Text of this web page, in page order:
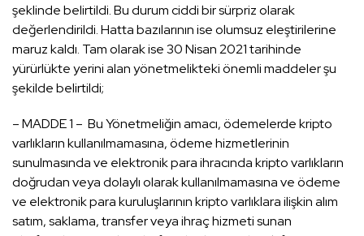
şeklinde belirtildi. Bu durum ciddi bir sürpriz olarak
değerlendirildi. Hatta bazılarının ise olumsuz eleştirilerine
maruz kaldı. Tam olarak ise 30 Nisan 2021 tarihinde
yürürlükte yerini alan yönetmelikteki önemli maddeler şu
şekilde belirtildi;
– MADDE 1 – Bu Yönetmeliğin amacı, ödemelerde kripto
varlıkların kullanılmamasına, ödeme hizmetlerinin
sunulmasında ve elektronik para ihracında kripto varlıkların
doğrudan veya dolaylı olarak kullanılmamasına ve ödeme
ve elektronik para kuruluşlarının kripto varlıklara ilişkin alım
satım, saklama, transfer veya ihraç hizmeti sunan